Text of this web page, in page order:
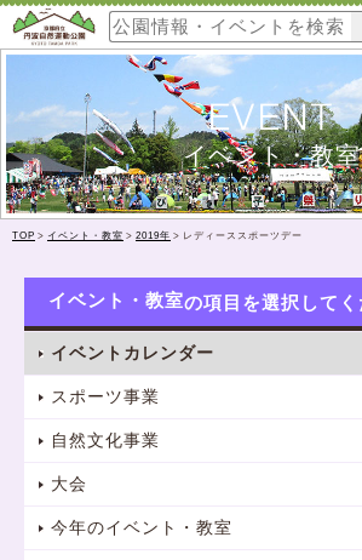
EVENT
イベント・教室
TOP > イベント・教室 > 2019年 > レディーススポーツデー
イベント・教室
イベントカレンダー
スポーツ事業
自然文化事業
大会
今年のイベント・教室